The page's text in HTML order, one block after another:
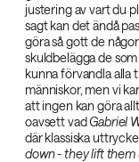
justering av vart du
sagt kan det ändå
göra så gott de
skuldbelägga de
kunna förvandla alla
människor, men vi
att ingen kan göra
oavsett vadGabriel
där klassiska
down - they lift them